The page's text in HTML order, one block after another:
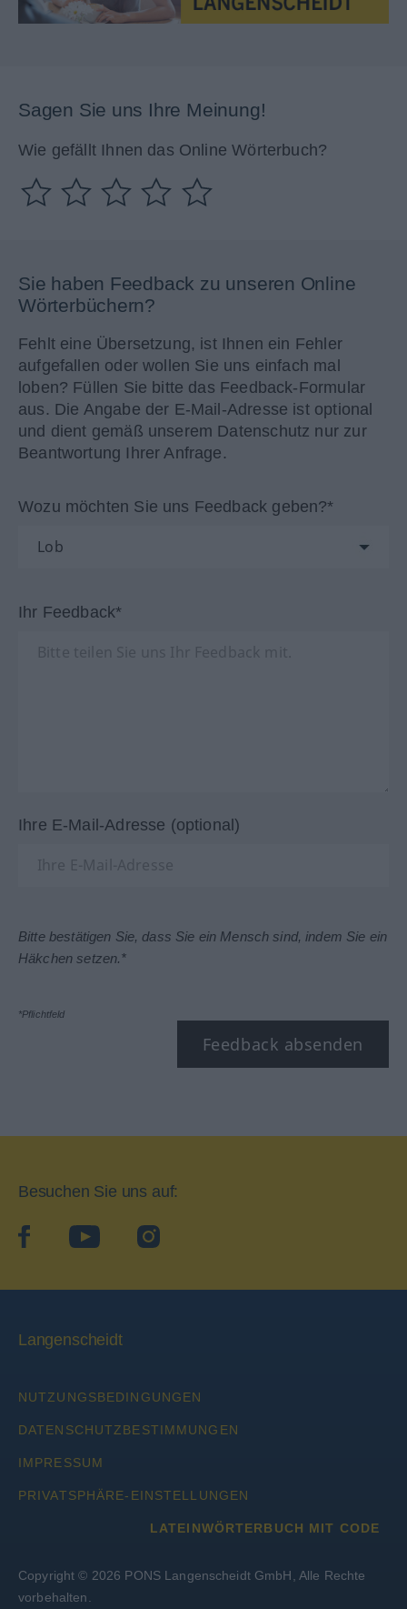
Sagen Sie uns Ihre Meinung!
Wie gefällt Ihnen das Online Wörterbuch?
Sie haben Feedback zu unseren Online
Wörterbüchern?
Fehlt eine Übersetzung, ist Ihnen ein Fehler
aufgefallen oder wollen Sie uns einfach mal
loben? Füllen Sie bitte das Feedback-Formular
aus. Die Angabe der E-Mail-Adresse ist optional
und dient gemäß unserem Datenschutz nur zur
Beantwortung Ihrer Anfrage.
Wozu möchten Sie uns Feedback geben?*
Ihr Feedback*
Ihre E-Mail-Adresse (optional)
Bitte bestätigen Sie, dass Sie ein Mensch sind, indem Sie ein
Häkchen setzen.*
*Pflichtfeld
Feedback absenden
Besuchen Sie uns auf:
facebookYouTube Instagram
Langenscheidt
NUTZUNGSBEDINGUNGEN
DATENSCHUTZBESTIMMUNGEN
IMPRESSUM
PRIVATSPHÄRE-EINSTELLUNGEN
LATEINWÖRTERBUCH MIT CODE
Copyright © 2026 PONS Langenscheidt GmbH, Alle Rechte
vorbehalten.